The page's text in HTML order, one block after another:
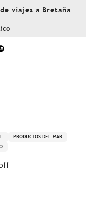
viajes a Bretaña
PRODUCTOS DEL MAR